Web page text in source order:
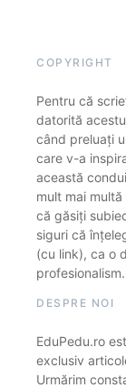
COPYRIGHT
Pentru că
datorită
când preluați
care v-a
această
mult mai
că găsiți
siguri că
(cu link), ca o
DESPRE NOI
EduPedu.ro
exclusiv
Urmărim